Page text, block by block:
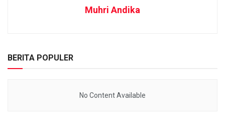
Muhri Andika
BERITA POPULER
No Content Available